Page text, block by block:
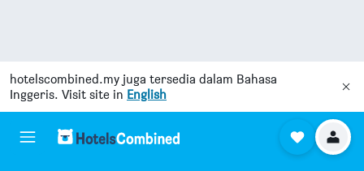
hotelscombined.my juga tersedia dalam Bahasa
Inggeris. Visit site in English